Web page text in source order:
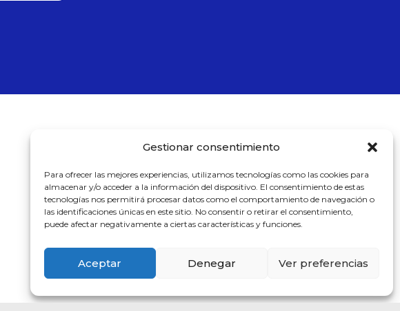
Gestionar consentimiento
Para ofrecer las mejores experiencias, utilizamos tecnologías como las cookies para
almacenar y/o acceder a la información del dispositivo. El consentimiento de estas
tecnologías nos permitirá procesar datos como el comportamiento de navegación o
las identificaciones únicas en este sitio. No consentir o retirar el consentimiento,
puede afectar negativamente a ciertas características y funciones.
Aceptar Denegar Ver preferencias